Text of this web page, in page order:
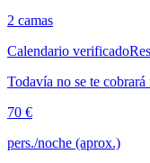
2 camas
Calendario verificado
Todavía no se te cobrará
70 €
pers./noche (aprox.)